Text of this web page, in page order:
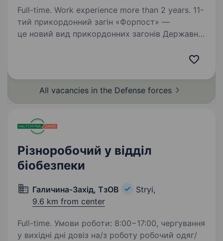
Full-time. Work experience more than 2 years. 11-
тий прикордонний загін «Форпост» —
це новий вид прикордонних загонів Державної
Новостворені загони…
All vacancies in the Defense forces
Різноробочий у відділ
біобезпеки
Галичина-Захід, ТзОВ
Stryi,
9.6 km from center
Full-time. Умови роботи: 8:00−17:00, чергування
у вихідні дні довіз на/з роботу робочий одяг/